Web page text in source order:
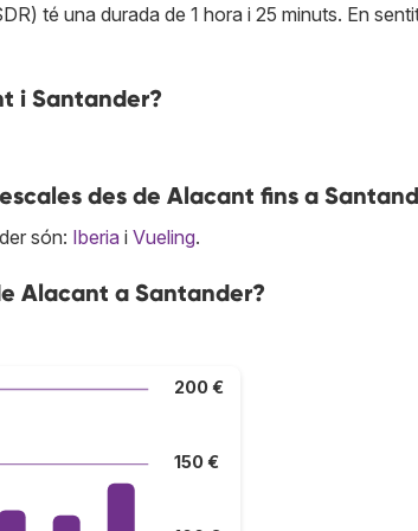
té una durada de 1 hora i 25 minuts. En
i Santander?
des de Alacant fins a
són: Iberia i Vueling.
Alacant a Santander?
150 €
200 €